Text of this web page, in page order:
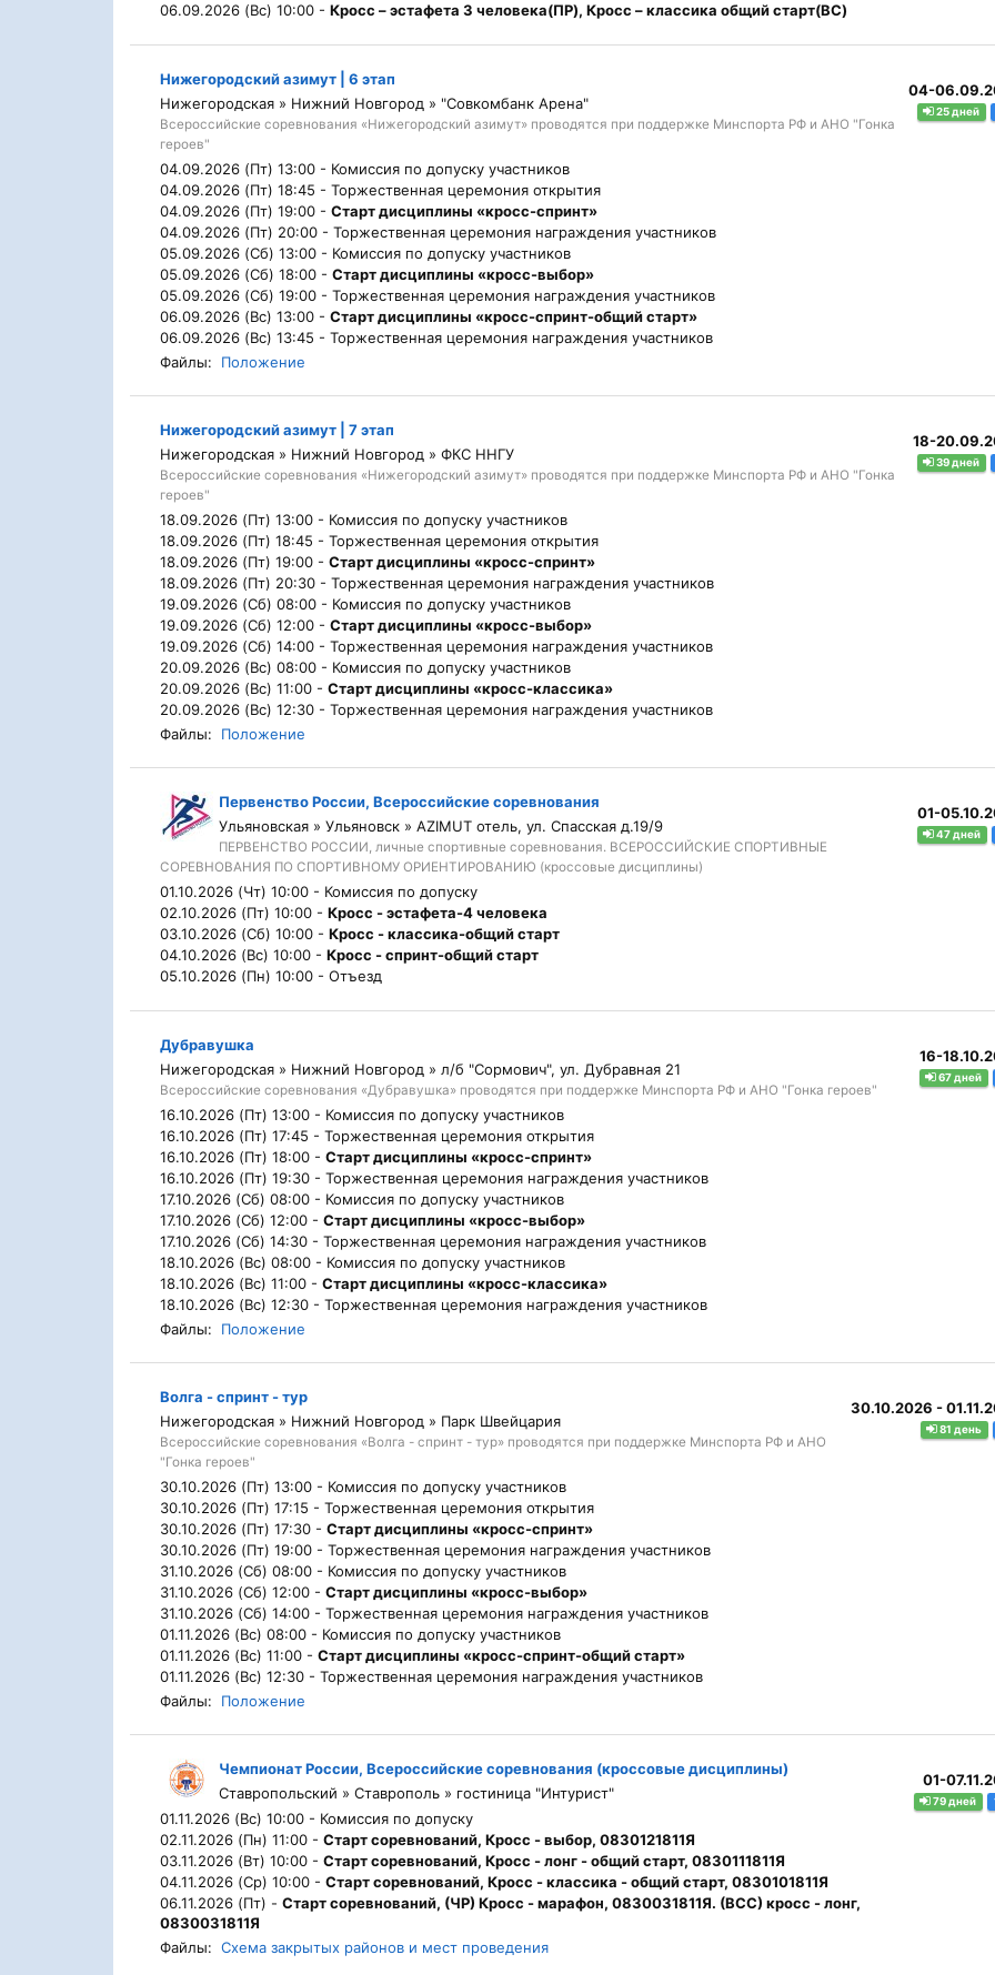
06.09.2026 (Вс) 10:00 - Кросс – эстафета 3 человека(ПР), Кросс – классика общий старт(ВС)
Нижегородский азимут | 6 этап
Нижегородская » Нижний Новгород » "Совкомбанк Арена"
Всероссийские соревнования «Нижегородский азимут» проводятся при поддержке Минспорта РФ и АНО "Гонка
героев"
04.09.2026 (Пт) 13:00 - Комиссия по допуску участников
04.09.2026 (Пт) 18:45 - Торжественная церемония открытия
04.09.2026 (Пт) 19:00 - Старт дисциплины «кросс-спринт»
04.09.2026 (Пт) 20:00 - Торжественная церемония награждения участников
05.09.2026 (Сб) 13:00 - Комиссия по допуску участников
05.09.2026 (Сб) 18:00 - Старт дисциплины «кросс-выбор»
05.09.2026 (Сб) 19:00 - Торжественная церемония награждения участников
06.09.2026 (Вс) 13:00 - Старт дисциплины «кросс-спринт-общий старт»
06.09.2026 (Вс) 13:45 - Торжественная церемония награждения участников
Файлы: Положение
04-
25 дней
Нижегородский азимут | 7 этап
Нижегородская » Нижний Новгород » ФКС ННГУ
Всероссийские соревнования «Нижегородский азимут» проводятся при поддержке Минспорта РФ и АНО "Гонка
героев"
18.09.2026 (Пт) 13:00 - Комиссия по допуску участников
18.09.2026 (Пт) 18:45 - Торжественная церемония открытия
18.09.2026 (Пт) 19:00 - Старт дисциплины «кросс-спринт»
18.09.2026 (Пт) 20:30 - Торжественная церемония награждения участников
19.09.2026 (Сб) 08:00 - Комиссия по допуску участников
19.09.2026 (Сб) 12:00 - Старт дисциплины «кросс-выбор»
19.09.2026 (Сб) 14:00 - Торжественная церемония награждения участников
20.09.2026 (Вс) 08:00 - Комиссия по допуску участников
20.09.2026 (Вс) 11:00 - Старт дисциплины «кросс-классика»
20.09.2026 (Вс) 12:30 - Торжественная церемония награждения участников
Файлы: Положение
18-
39 дней
Первенство России, Всероссийские соревнования
Ульяновская » Ульяновск » AZIMUT отель, ул. Спасская д.19/9
ПЕРВЕНСТВО РОССИИ, личные спортивные соревнования. ВСЕРОССИЙСКИЕ СПОРТИВНЫЕ
СОРЕВНОВАНИЯ ПО СПОРТИВНОМУ ОРИЕНТИРОВАНИЮ (кроссовые дисциплины)
01.10.2026 (Чт) 10:00 - Комиссия по допуску
02.10.2026 (Пт) 10:00 - Кросс - эстафета-4 человека
03.10.2026 (Сб) 10:00 - Кросс - классика-общий старт
04.10.2026 (Вс) 10:00 - Кросс - спринт-общий старт
05.10.2026 (Пн) 10:00 - Отъезд
01-
47 дней
Дубравушка
Нижегородская » Нижний Новгород » л/б "Сормович", ул. Дубравная 21
Всероссийские соревнования «Дубравушка» проводятся при поддержке Минспорта РФ и АНО "Гонка героев"
16.10.2026 (Пт) 13:00 - Комиссия по допуску участников
16.10.2026 (Пт) 17:45 - Торжественная церемония открытия
16.10.2026 (Пт) 18:00 - Старт дисциплины «кросс-спринт»
16.10.2026 (Пт) 19:30 - Торжественная церемония награждения участников
17.10.2026 (Сб) 08:00 - Комиссия по допуску участников
17.10.2026 (Сб) 12:00 - Старт дисциплины «кросс-выбор»
17.10.2026 (Сб) 14:30 - Торжественная церемония награждения участников
18.10.2026 (Вс) 08:00 - Комиссия по допуску участников
18.10.2026 (Вс) 11:00 - Старт дисциплины «кросс-классика»
18.10.2026 (Вс) 12:30 - Торжественная церемония награждения участников
Файлы: Положение
16-
67 дней
Волга - спринт - тур
Нижегородская » Нижний Новгород » Парк Швейцария
Всероссийские соревнования «Волга - спринт - тур» проводятся при поддержке Минспорта РФ и АНО
"Гонка героев"
30.10.2026 (Пт) 13:00 - Комиссия по допуску участников
30.10.2026 (Пт) 17:15 - Торжественная церемония открытия
30.10.2026 (Пт) 17:30 - Старт дисциплины «кросс-спринт»
30.10.2026 (Пт) 19:00 - Торжественная церемония награждения участников
31.10.2026 (Сб) 08:00 - Комиссия по допуску участников
31.10.2026 (Сб) 12:00 - Старт дисциплины «кросс-выбор»
31.10.2026 (Сб) 14:00 - Торжественная церемония награждения участников
01.11.2026 (Вс) 08:00 - Комиссия по допуску участников
01.11.2026 (Вс) 11:00 - Старт дисциплины «кросс-спринт-общий старт»
01.11.2026 (Вс) 12:30 - Торжественная церемония награждения участников
Файлы: Положение
30.10.2026 -
81 день
Чемпионат России, Всероссийские соревнования (кроссовые дисциплины)
Ставропольский » Ставрополь » гостиница "Интурист"
01.11.2026 (Вс) 10:00 - Комиссия по допуску
02.11.2026 (Пн) 11:00 - Старт соревнований, Кросс - выбор, 0830121811Я
03.11.2026 (Вт) 10:00 - Старт соревнований, Кросс - лонг - общий старт, 0830111811Я
04.11.2026 (Ср) 10:00 - Старт соревнований, Кросс - классика - общий старт, 0830101811Я
06.11.2026 (Пт) - Старт соревнований, (ЧР) Кросс - марафон, 0830031811Я. (ВСС) кросс - лонг,
0830031811Я
Файлы: Схема закрытых районов и мест проведения
01-
79 дней